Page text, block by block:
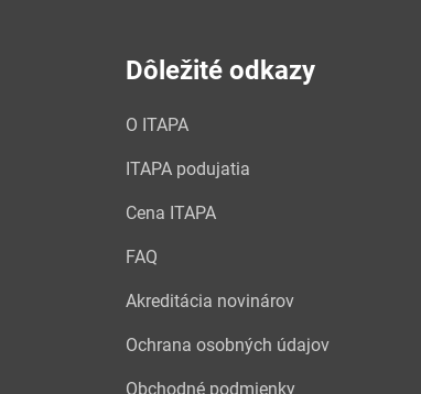
Dôležité odkazy
O ITAPA
ITAPA podujatia
Cena ITAPA
FAQ
Akreditácia novinárov
Ochrana osobných údajov
Obchodné podmienky